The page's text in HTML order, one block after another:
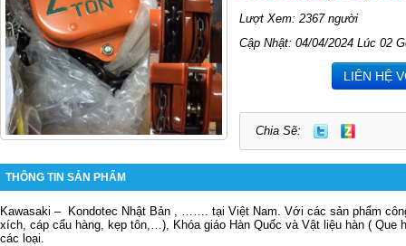
Lượt Xem: 2367 người
Cập Nhật: 04/04/2024 Lúc 02
LIÊN HỆ
Chia Sẽ:
THÔNG TIN SẢN PHẨM
Kawasaki – Kondotec Nhật Bản , ……. tại Việt Nam. Với các sản phẩm
xích, cáp cẩu hàng, kẹp tôn,…), Khóa giáo Hàn Quốc và Vật liệu hàn (
các loại.